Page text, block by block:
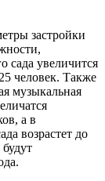
застройки
сада увеличится
человек. Также
музыкальная
а в
возрастет до